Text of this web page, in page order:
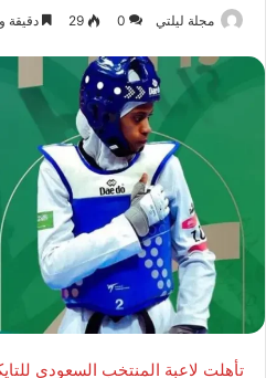
مجلة ليلتي 0
29 دقيقة
تأهلت لاعبة المنتخب السعودي